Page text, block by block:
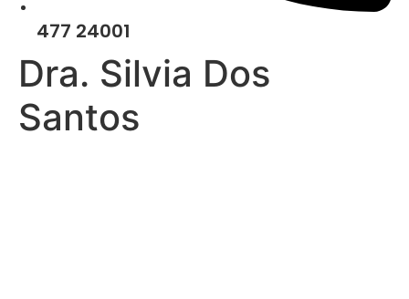
477 24001
Dra. Silvia Dos
Santos